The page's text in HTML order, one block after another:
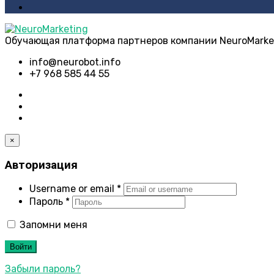
Обучающая платформа партнеров компании
info@neurobot.info
+7 968 585 44 55
×
Авторизация
Username or email *
Пароль *
Запомни меня
Войти
Забыли пароль?